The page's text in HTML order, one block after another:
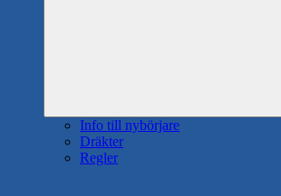
Info till nybörjare
Dräkter
Regler